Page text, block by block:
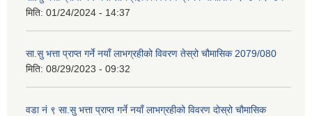
मिति: 01/24/2024 - 14:37
सा.सु भत्ता प्राप्त गर्ने नयाँ लाभग्रहीको विवरण तेस्रो चौमासिक 2079/080
मिति: 08/29/2023 - 09:32
वडा नं ९ सा.सु भत्ता प्राप्त गर्ने नयाँ लाभग्रहीको विवरण दोस्रो चौमासिक